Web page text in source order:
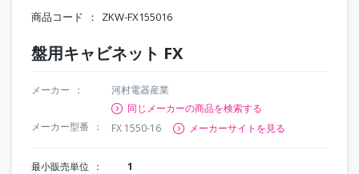
商品コード ZKW-FX155016
盤用キャビネット FX
メーカー
河村電器産業
同じメーカーの商品を検索する
メーカー型番
FX 1550-16 メーカーサイトを見る
最小販売単位 1